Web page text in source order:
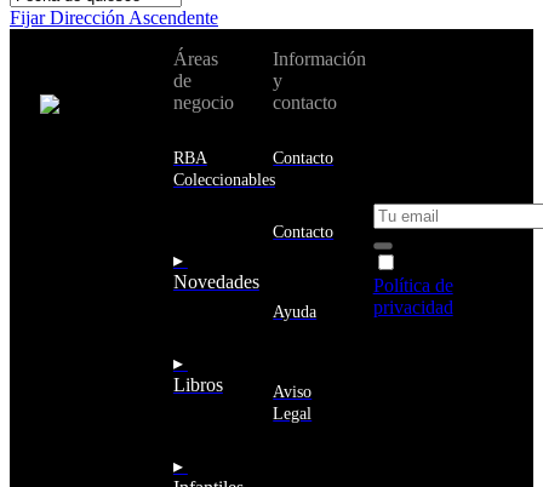
Fijar Dirección Ascendente
Áreas
de
negocio
RBA
Coleccionables
▸
Novedades
▸
Libros
▸
Información
y
contacto
Contacto
Contacto
Ayuda
Aviso
Legal
Política de
privacidad